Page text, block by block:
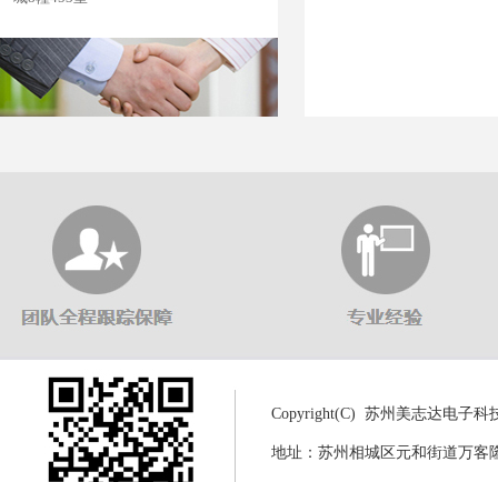
Copyright(C) 苏州美志达电子科
地址：苏州相城区元和街道万客